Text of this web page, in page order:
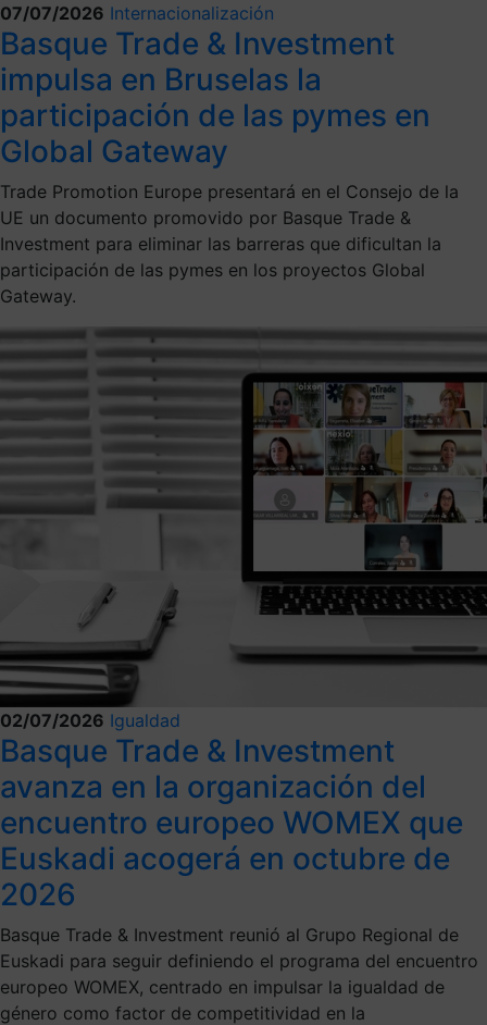
07/07/2026 Internacionalización
Basque Trade & Investment
impulsa en Bruselas la
participación de las pymes en
Global Gateway
Trade Promotion Europe presentará en el Consejo de la
UE un documento promovido por Basque Trade &
Investment para eliminar las barreras que dificultan la
participación de las pymes en los proyectos Global
Gateway.
02/07/2026 Igualdad
Basque Trade & Investment
avanza en la organización del
encuentro europeo WOMEX que
Euskadi acogerá en octubre de
2026
Basque Trade & Investment reunió al Grupo Regional de
Euskadi para seguir definiendo el programa del encuentro
europeo WOMEX, centrado en impulsar la igualdad de
género como factor de competitividad en la